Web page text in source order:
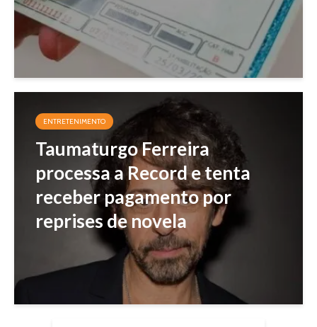
ENTRETENIMENTO
Taumaturgo Ferreira
processa a Record e tenta
receber pagamento por
reprises de novela